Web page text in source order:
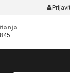
ISPORUKE!